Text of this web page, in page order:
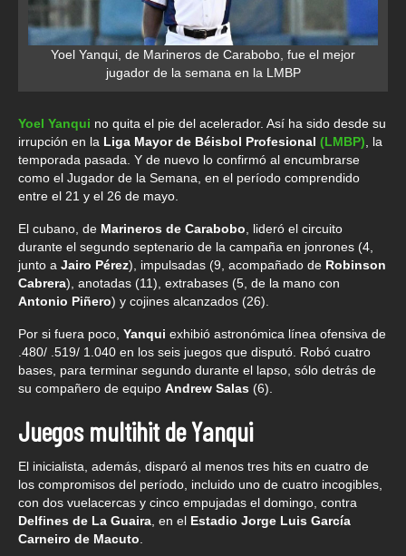
Yoel Yanqui, de Marineros de Carabobo, fue el mejor
jugador de la semana en la LMBP
Yoel Yanqui no quita el pie del acelerador. Así ha sido desde su
irrupción en la Liga Mayor de Béisbol Profesional (LMBP), la
temporada pasada. Y de nuevo lo confirmó al encumbrarse
como el Jugador de la Semana, en el período comprendido
entre el 21 y el 26 de mayo.
El cubano, de Marineros de Carabobo, lideró el circuito
durante el segundo septenario de la campaña en jonrones (4,
junto a Jairo Pérez), impulsadas (9, acompañado de Robinson
Cabrera), anotadas (11), extrabases (5, de la mano con
Antonio Piñero) y cojines alcanzados (26).
Por si fuera poco, Yanqui exhibió astronómica línea ofensiva de
.480/ .519/ 1.040 en los seis juegos que disputó. Robó cuatro
bases, para terminar segundo durante el lapso, sólo detrás de
su compañero de equipo Andrew Salas (6).
Juegos multihit de Yanqui
El inicialista, además, disparó al menos tres hits en cuatro de
los compromisos del período, incluido uno de cuatro incogibles,
con dos vuelacercas y cinco empujadas el domingo, contra
Delfines de La Guaira, en el Estadio Jorge Luis García
Carneiro de Macuto.